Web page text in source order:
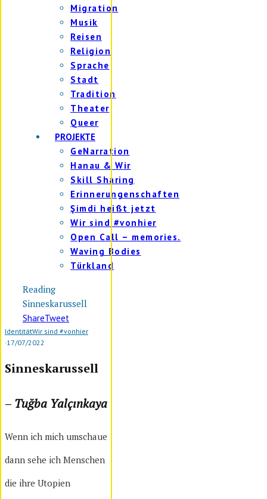
Migration
Musik
Reisen
Religion
Sprache
Stadt
Tradition
Theater
Queer
PROJEKTE
GeNarration
Hanau & Wir
Skill Sharing
Erinnerungenschaften
Şimdi heißt jetzt
Wir sind #vonhier
Open Call – memories.
Waving Bodies
Türkland
Reading
Sinneskarussell
ShareTweet
IdentitätWir sind #vonhier
·17/07/2022
Sinneskarussell
– Tuğba Yalçınkaya
Wenn ich mich umschaue
dann sehe ich Menschen
die ihre Utopien